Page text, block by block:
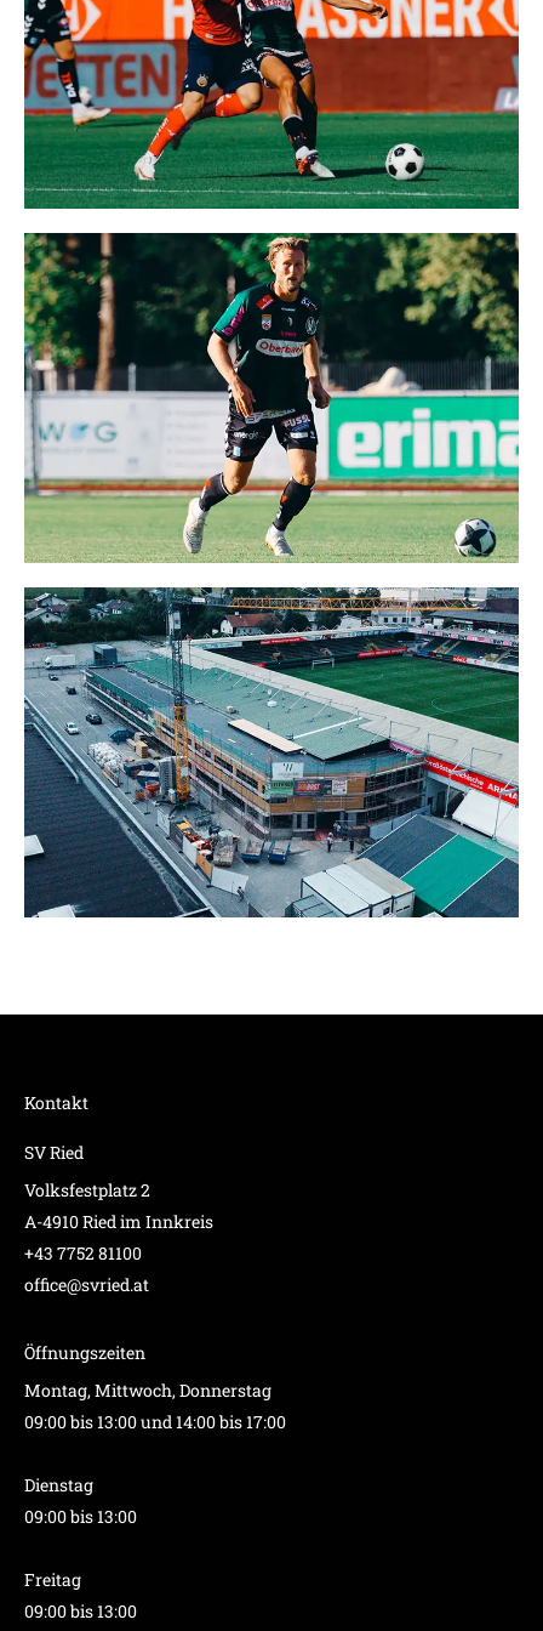
Kontakt
SV Ried
Volksfestplatz 2
A-4910 Ried im Innkreis
+43 7752 81100
office@svried.at
Öffnungszeiten
Montag, Mittwoch, Donnerstag
09:00 bis 13:00 und 14:00 bis 17:00
Dienstag
09:00 bis 13:00
Freitag
09:00 bis 13:00